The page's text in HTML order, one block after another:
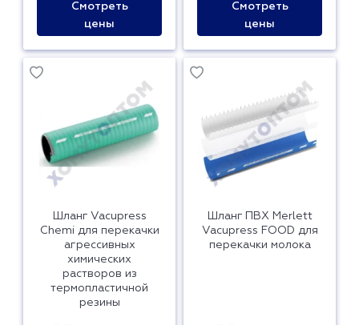
Смотреть
цены
Смотреть
цены
Шланг Vacupress
Сhemi для перекачки
агрессивных
химических
растворов из
термопластичной
резины
Шланг ПВХ Merlett
Vacupress FOOD для
перекачки молока